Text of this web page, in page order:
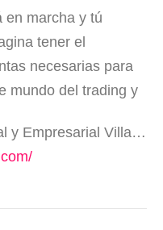
en marcha y tú
tener el
necesarias para
mundo del trading y
Chorros. Mérida - Edo. Mérida. Venezuela